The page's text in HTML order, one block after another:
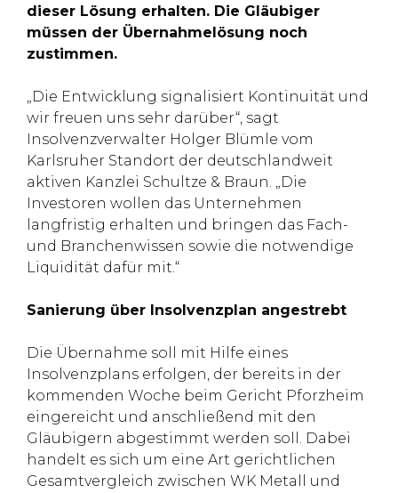
dieser Lösung erhalten. Die Gläubiger
müssen der Übernahmelösung noch
zustimmen.
„Die Entwicklung signalisiert Kontinuität und
wir freuen uns sehr darüber“, sagt
Insolvenzverwalter Holger Blümle vom
Karlsruher Standort der deutschlandweit
aktiven Kanzlei Schultze & Braun. „Die
Investoren wollen das Unternehmen
langfristig erhalten und bringen das Fach-
und Branchenwissen sowie die notwendige
Liquidität dafür mit.“
Sanierung über Insolvenzplan angestrebt
Die Übernahme soll mit Hilfe eines
Insolvenzplans erfolgen, der bereits in der
kommenden Woche beim Gericht Pforzheim
eingereicht und anschließend mit den
Gläubigern abgestimmt werden soll. Dabei
handelt es sich um eine Art gerichtlichen
Gesamtvergleich zwischen WK Metall und